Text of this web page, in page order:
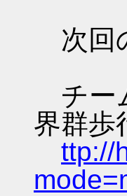
次回
チー
界群歩
ttp://